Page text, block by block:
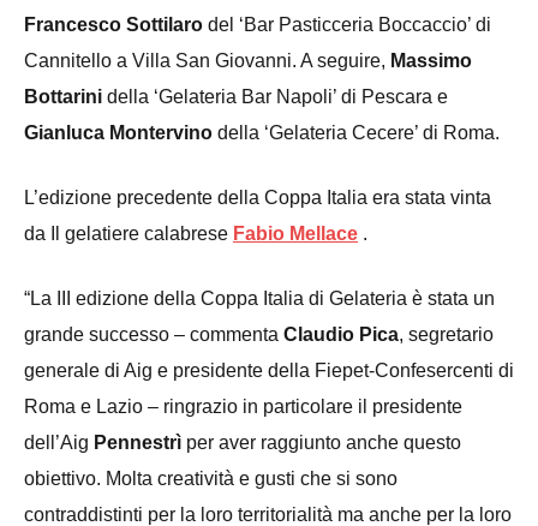
Francesco Sottilaro del ‘Bar Pasticceria Boccaccio’ di
Cannitello a Villa San Giovanni. A seguire, Massimo
Bottarini della ‘Gelateria Bar Napoli’ di Pescara e
Gianluca Montervino della ‘Gelateria Cecere’ di Roma.
L’edizione precedente della Coppa Italia era stata vinta
da Il gelatiere calabrese Fabio Mellace .
“La III edizione della Coppa Italia di Gelateria è stata un
grande successo – commenta Claudio Pica, segretario
generale di Aig e presidente della Fiepet-Confesercenti di
Roma e Lazio – ringrazio in particolare il presidente
dell’Aig Pennestrì per aver raggiunto anche questo
obiettivo. Molta creatività e gusti che si sono
contraddistinti per la loro territorialità ma anche per la loro